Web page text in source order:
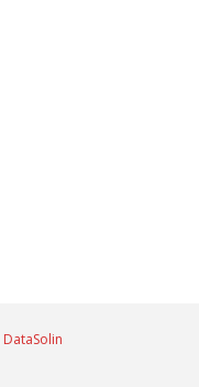
DataSolin